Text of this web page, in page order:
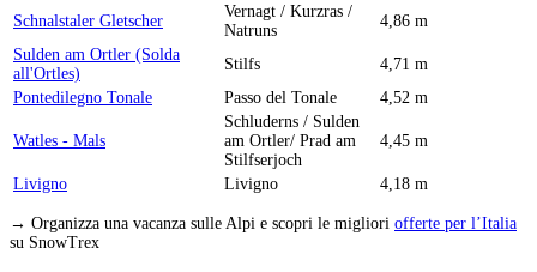
Schnalstaler Gletscher
Vernagt / Kurzras /
Natruns
4,86 m
Sulden am Ortler (Solda
all'Ortles)
Stilfs
4,71 m
Pontedilegno Tonale
Passo del Tonale 4,52 m
Watles - Mals
Schluderns / Sulden
am Ortler/ Prad am
Stilfserjoch
4,45 m
Livigno Livigno 4,18 m
→ Organizza una vacanza sulle Alpi e scopri le migliori offerte per l’Italia
su SnowTrex